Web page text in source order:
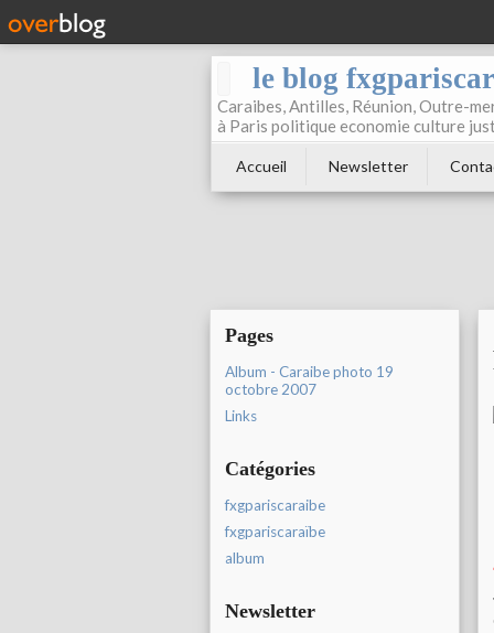
le blog
Caraibes, Antilles, Réunion, Outre-
à Paris politique economie culture
Accueil Newsletter
Pages
Album - Caraibe photo 19
octobre 2007
Links
Catégories
fxgpariscaraibe
fxgpariscaraïbe
album
Newsletter